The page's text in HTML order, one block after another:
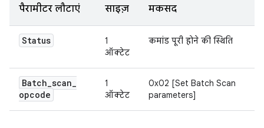
पैरामीटर लौटाएं साइज़ मकसद
Status
1
ऑक्टेट
कमांड पूरी होने की स्थिति
Batch_scan_
opcode
1
ऑक्टेट
0x02 [Set Batch Scan
parameters]